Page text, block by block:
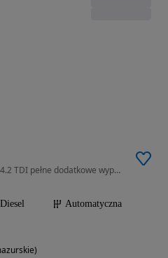
4200 cm3 • 390 KM • Audi A8 D4 4.2 TDI pełne dodatkowe wyposażenie
Diesel
Automatyczna